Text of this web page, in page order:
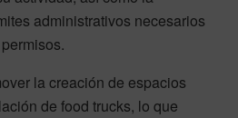
administrativos necesarios
la creación de espacios
de food trucks, lo que